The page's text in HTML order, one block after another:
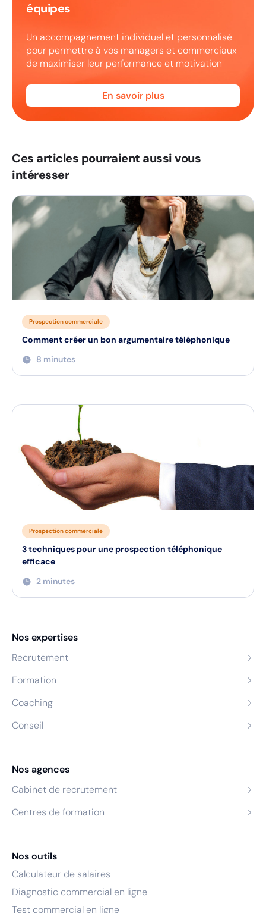
équipes
Un accompagnement individuel et personnalisé
pour permettre à vos managers et commerciaux
de maximiser leur performance et motivation
En savoir plus
Ces articles pourraient aussi vous
intéresser
Prospection commerciale
Comment créer un bon argumentaire téléphonique
8 minutes
Prospection commerciale
3 techniques pour une prospection téléphonique
efficace
2 minutes
Nos expertises
Recrutement
Formation
Coaching
Conseil
Nos agences
Cabinet de recrutement
Centres de formation
Nos outils
Calculateur de salaires
Diagnostic commercial en ligne
Test commercial en ligne